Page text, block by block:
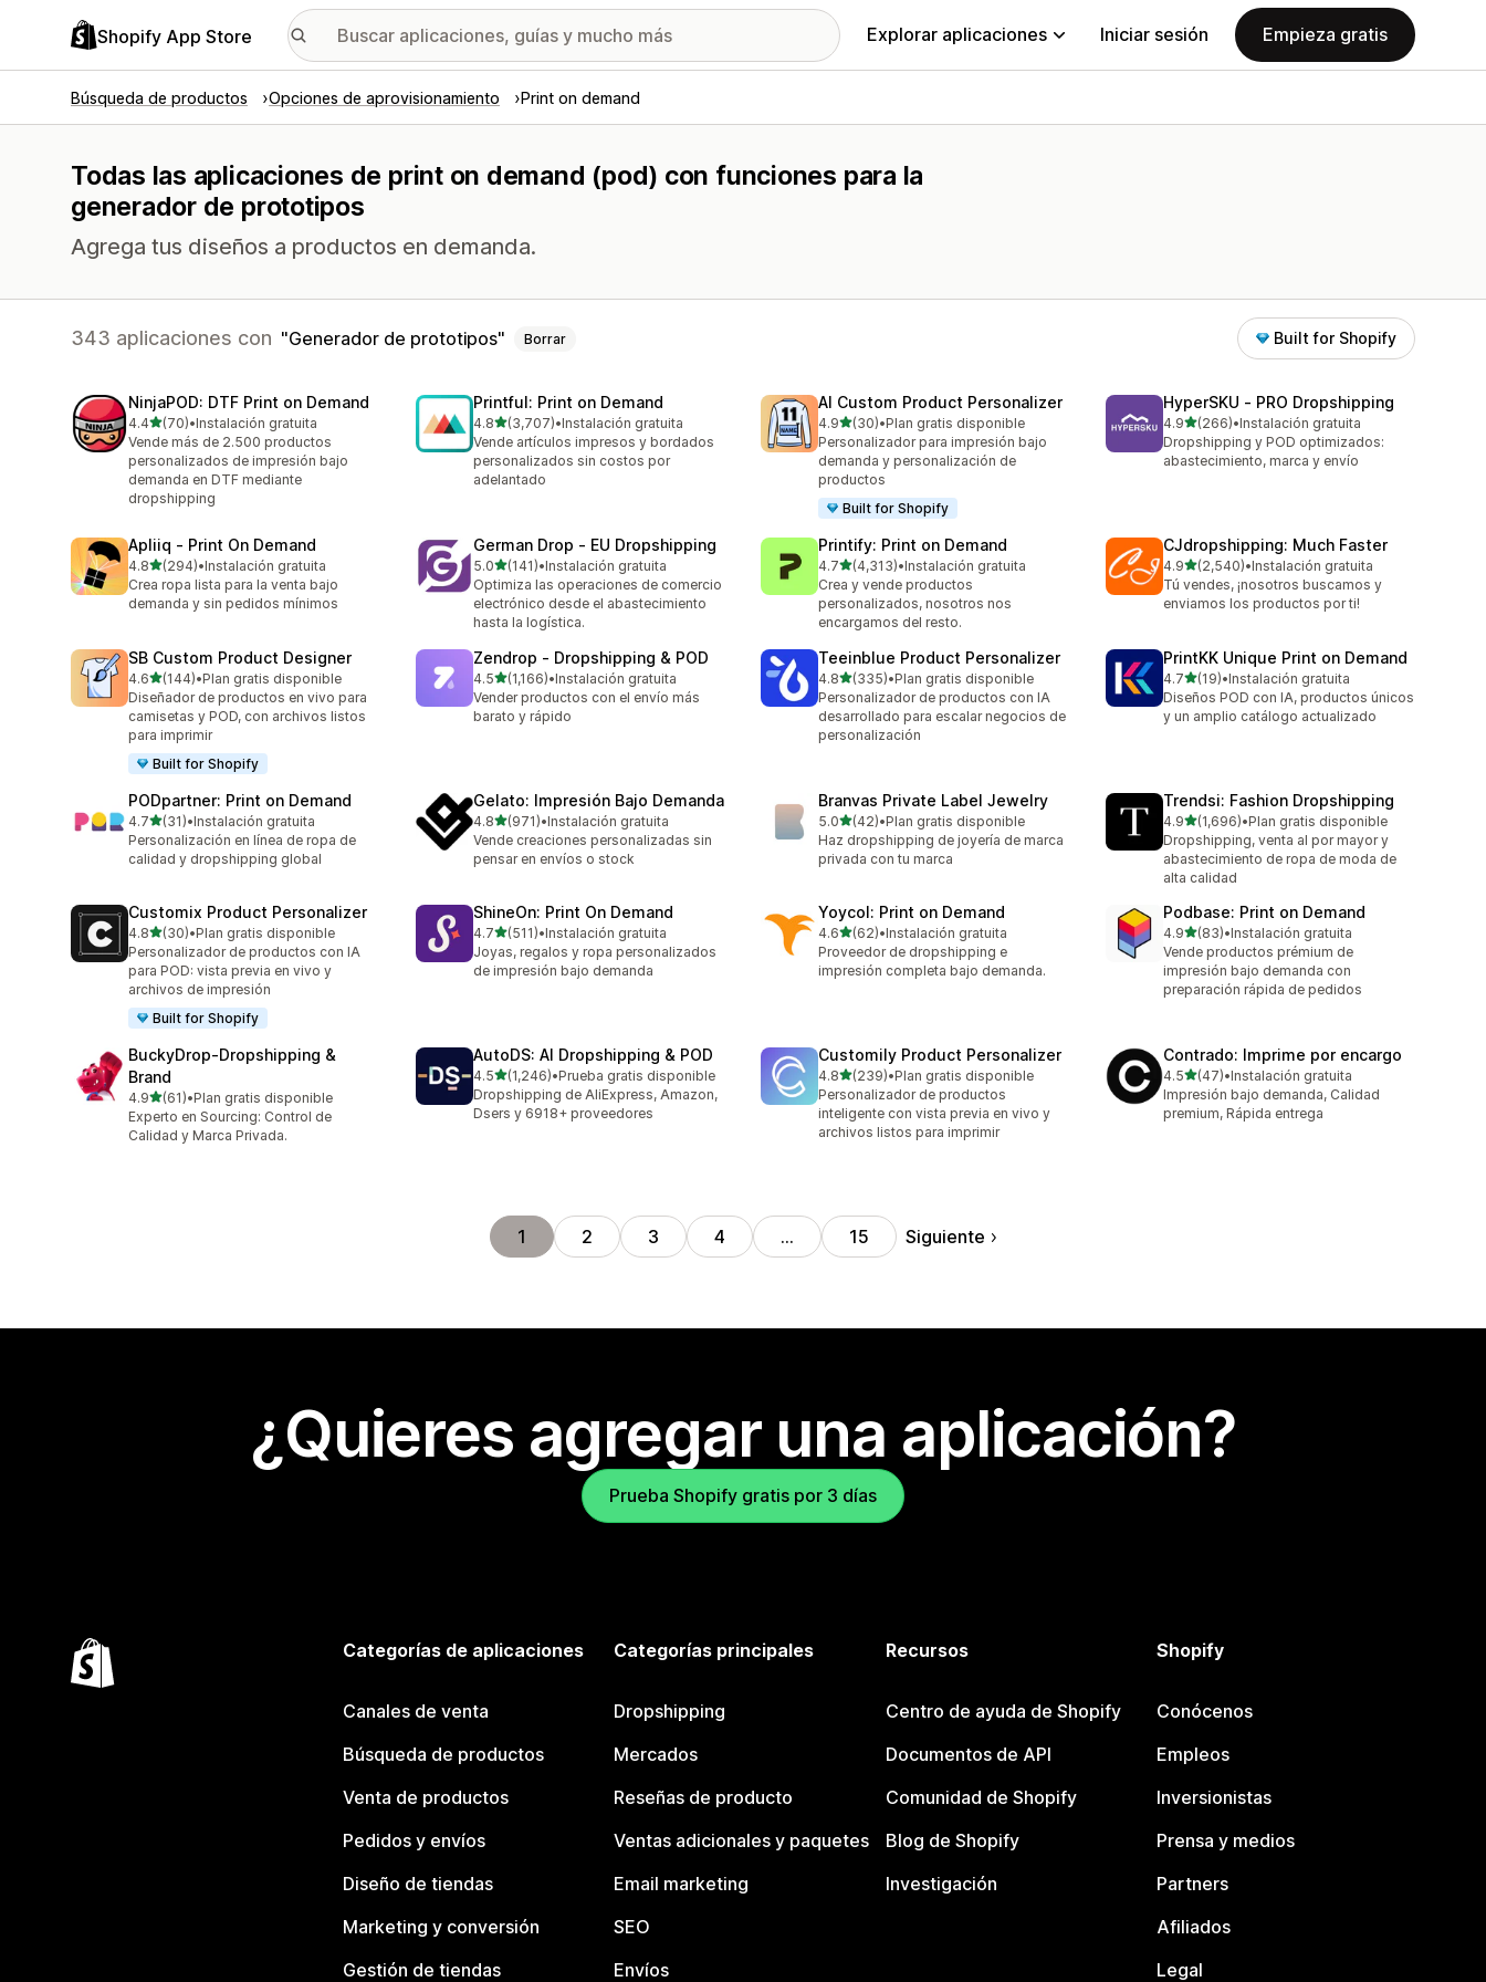
Shopify App Store Explorar aplicaciones Iniciar sesión Empieza gratis
Búsqueda de productos Opciones de aprovisionamiento Print on demand
Todas las aplicaciones de print on demand (pod) con funciones para la
generador de prototipos
Agrega tus diseños a productos en demanda.
343 aplicaciones con Generador de prototipos Borrar Built for Shopify
NinjaPOD: DTF Print on Demand
4.4de 5 estrellas
(70)
70 reseñas en total
•Instalación gratuita
Vende más de 2.500 productos
personalizados de impresión bajo
demanda en DTF mediante
dropshipping
Printful: Print on Demand
4.8de 5 estrellas
(3,707)
3707 reseñas en total
•Instalación gratuita
Vende artículos impresos y bordados
personalizados sin costos por
adelantado
AI Custom Product Personalizer
4.9de 5 estrellas
(30)
30 reseñas en total
•Plan gratis disponible
Personalizador para impresión bajo
demanda y personalización de
productos
Built for Shopify
HyperSKU ‑ PRO Dropshipping
4.9de 5 estrellas
(266)
266 reseñas en total
•Instalación gratuita
Dropshipping y POD optimizados:
abastecimiento, marca y envío
Apliiq ‑ Print On Demand
4.8de 5 estrellas
(294)
294 reseñas en total
•Instalación gratuita
Crea ropa lista para la venta bajo
demanda y sin pedidos mínimos
German Drop ‑ EU Dropshipping
5.0de 5 estrellas
(141)
141 reseñas en total
•Instalación gratuita
Optimiza las operaciones de comercio
electrónico desde el abastecimiento
hasta la logística.
Printify: Print on Demand
4.7de 5 estrellas
(4,313)
4313 reseñas en total
•Instalación gratuita
Crea y vende productos
personalizados, nosotros nos
encargamos del resto.
CJdropshipping: Much Faster
4.9de 5 estrellas
(2,540)
2540 reseñas en total
•Instalación gratuita
Tú vendes, ¡nosotros buscamos y
enviamos los productos por ti!
SB Custom Product Designer
4.6de 5 estrellas
(144)
144 reseñas en total
•Plan gratis disponible
Diseñador de productos en vivo para
camisetas y POD, con archivos listos
para imprimir
Built for Shopify
Zendrop ‑ Dropshipping & POD
4.5de 5 estrellas
(1,166)
1166 reseñas en total
•Instalación gratuita
Vender productos con el envío más
barato y rápido
Teeinblue Product Personalizer
4.8de 5 estrellas
(335)
335 reseñas en total
•Plan gratis disponible
Personalizador de productos con IA
desarrollado para escalar negocios de
personalización
PrintKK Unique Print on Demand
4.7de 5 estrellas
(19)
19 reseñas en total
•Instalación gratuita
Diseños POD con IA, productos únicos
y un amplio catálogo actualizado
PODpartner: Print on Demand
4.7de 5 estrellas
(31)
31 reseñas en total
•Instalación gratuita
Personalización en línea de ropa de
calidad y dropshipping global
Gelato: Impresión Bajo Demanda
4.8de 5 estrellas
(971)
971 reseñas en total
•Instalación gratuita
Vende creaciones personalizadas sin
pensar en envíos o stock
Branvas Private Label Jewelry
5.0de 5 estrellas
(42)
42 reseñas en total
•Plan gratis disponible
Haz dropshipping de joyería de marca
privada con tu marca
Trendsi: Fashion Dropshipping
4.9de 5 estrellas
(1,696)
1696 reseñas en total
•Plan gratis disponible
Dropshipping, venta al por mayor y
abastecimiento de ropa de moda de
alta calidad
Customix Product Personalizer
4.8de 5 estrellas
(30)
30 reseñas en total
•Plan gratis disponible
Personalizador de productos con IA
para POD: vista previa en vivo y
archivos de impresión
Built for Shopify
ShineOn: Print On Demand
4.7de 5 estrellas
(511)
511 reseñas en total
•Instalación gratuita
Joyas, regalos y ropa personalizados
de impresión bajo demanda
Yoycol: Print on Demand
4.6de 5 estrellas
(62)
62 reseñas en total
•Instalación gratuita
Proveedor de dropshipping e
impresión completa bajo demanda.
Podbase: Print on Demand
4.9de 5 estrellas
(83)
83 reseñas en total
•Instalación gratuita
Vende productos prémium de
impresión bajo demanda con
preparación rápida de pedidos
BuckyDrop‑Dropshipping &
Brand
4.9de 5 estrellas
(61)
61 reseñas en total
•Plan gratis disponible
Experto en Sourcing: Control de
Calidad y Marca Privada.
AutoDS: AI Dropshipping & POD
4.5de 5 estrellas
(1,246)
1246 reseñas en total
•Prueba gratis disponible
Dropshipping de AliExpress, Amazon,
Dsers y 6918+ proveedores
Customily Product Personalizer
4.8de 5 estrellas
(239)
239 reseñas en total
•Plan gratis disponible
Personalizador de productos
inteligente con vista previa en vivo y
archivos listos para imprimir
Contrado: Imprime por encargo
4.5de 5 estrellas
(47)
47 reseñas en total
•Instalación gratuita
Impresión bajo demanda, Calidad
premium, Rápida entrega
1 2 3 4 … 15 Siguiente
¿Quieres agregar una aplicación?
Prueba Shopify gratis por 3 días
Categorías de aplicaciones
Canales de venta
Búsqueda de productos
Venta de productos
Pedidos y envíos
Diseño de tiendas
Marketing y conversión
Gestión de tiendas
Categorías principales
Dropshipping
Mercados
Reseñas de producto
Ventas adicionales y paquetes
Email marketing
SEO
Envíos
Recursos
Centro de ayuda de Shopify
Documentos de API
Comunidad de Shopify
Blog de Shopify
Investigación
Shopify
Conócenos
Empleos
Inversionistas
Prensa y medios
Partners
Afiliados
Legal